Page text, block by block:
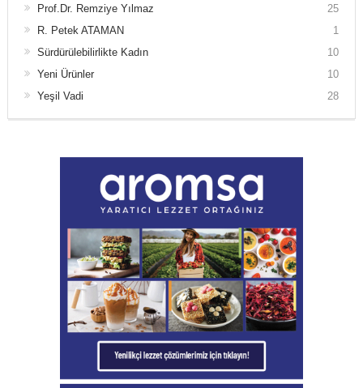
Prof.Dr. Remziye Yılmaz
25
R. Petek ATAMAN
1
Sürdürülebilirlikte Kadın
10
Yeni Ürünler
10
Yeşil Vadi
28